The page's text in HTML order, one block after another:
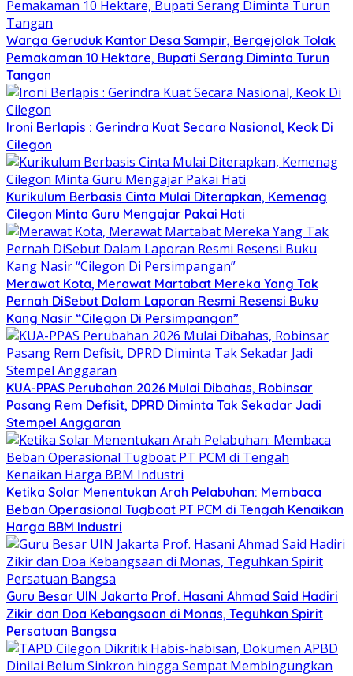
Warga Geruduk Kantor Desa Sampir, Bergejolak Tolak
Pemakaman 10 Hektare, Bupati Serang Diminta Turun
Tangan
Ironi Berlapis : Gerindra Kuat Secara Nasional, Keok Di
Cilegon
Kurikulum Berbasis Cinta Mulai Diterapkan, Kemenag
Cilegon Minta Guru Mengajar Pakai Hati
Merawat Kota, Merawat Martabat Mereka Yang Tak
Pernah DiSebut Dalam Laporan Resmi Resensi Buku
Kang Nasir “Cilegon Di Persimpangan”
KUA-PPAS Perubahan 2026 Mulai Dibahas, Robinsar
Pasang Rem Defisit, DPRD Diminta Tak Sekadar Jadi
Stempel Anggaran
Ketika Solar Menentukan Arah Pelabuhan: Membaca
Beban Operasional Tugboat PT PCM di Tengah Kenaikan
Harga BBM Industri
Guru Besar UIN Jakarta Prof. Hasani Ahmad Said Hadiri
Zikir dan Doa Kebangsaan di Monas, Teguhkan Spirit
Persatuan Bangsa